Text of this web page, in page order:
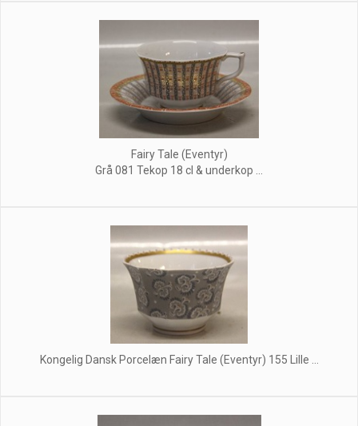
Fairy Tale (Eventyr)
Grå 081 Tekop 18 cl & underkop ...
Kongelig Dansk Porcelæn Fairy Tale (Eventyr) 155 Lille ...